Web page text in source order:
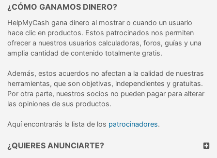
¿CÓMO GANAMOS DINERO?
HelpMyCash gana dinero al mostrar o cuando un usuario
hace clic en productos. Estos patrocinados nos permiten
ofrecer a nuestros usuarios calculadoras, foros, guías y una
amplia cantidad de contenido totalmente gratis.
Además, estos acuerdos no afectan a la calidad de nuestras
herramientas, que son objetivas, independientes y gratuitas.
Por otra parte, nuestros socios no pueden pagar para alterar
las opiniones de sus productos.
Aquí encontrarás la lista de los patrocinadores.
¿QUIERES ANUNCIARTE?